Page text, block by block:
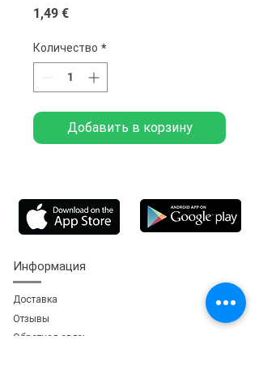
1,49 €Цена
Количество *
Добавить в корзину
Информация
Доставка
Отзывы
Обратная связь